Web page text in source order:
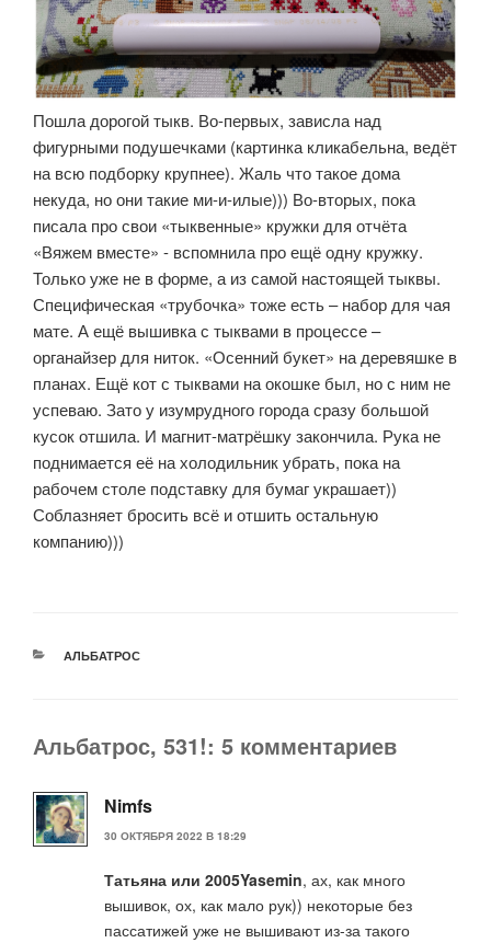
Пошла дорогой тыкв. Во-первых, зависла над
фигурными подушечками (картинка кликабельна, ведёт
на всю подборку крупнее). Жаль что такое дома
некуда, но они такие ми-и-илые))) Во-вторых, пока
писала про свои «тыквенные» кружки для отчёта
«Вяжем вместе» - вспомнила про ещё одну кружку.
Только уже не в форме, а из самой настоящей тыквы.
Специфическая «трубочка» тоже есть – набор для чая
мате. А ещё вышивка с тыквами в процессе –
органайзер для ниток. «Осенний букет» на деревяшке в
планах. Ещё кот с тыквами на окошке был, но с ним не
успеваю. Зато у изумрудного города сразу большой
кусок отшила. И магнит-матрёшку закончила. Рука не
поднимается её на холодильник убрать, пока на
рабочем столе подставку для бумаг украшает))
Соблазняет бросить всё и отшить остальную
компанию)))
РУБРИКИ
АЛЬБАТРОС
Альбатрос, 531!: 5 комментариев
Nimfs
30 ОКТЯБРЯ 2022 В 18:29
Татьяна или 2005Yasemin, ах, как много
вышивок, ох, как мало рук)) некоторые без
пассатижей уже не вышивают из-за такого